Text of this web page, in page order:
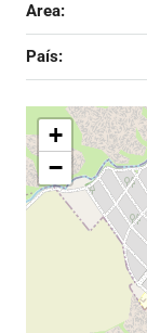
Area:
País:
+
−